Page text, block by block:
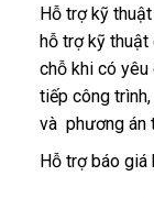
Hỗ trợ kỹ
hỗ trợ kỹ
chỗ khi có
tiếp công
và phương án
Hỗ trợ báo giá